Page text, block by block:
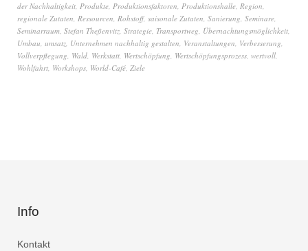
der Nachhaltigkeit, Produkte, Produktionsfaktoren, Produktionshalle, Region,
regionale Zutaten, Ressourcen, Rohstoff, saisonale Zutaten, Sanierung, Seminare,
Seminarraum, Stefan Theßenvitz, Strategie, Transportweg, Übernachtungsmöglichkeit,
Umbau, umsatz, Unternehmen nachhaltig gestalten, Veranstaltungen, Verbesserung,
Vollverpflegung, Wald, Werkstatt, Wertschöpfung, Wertschöpfungsprozess, wertvoll,
Wohlfahrt, Workshops, World-Café, Ziele
Info
Kontakt